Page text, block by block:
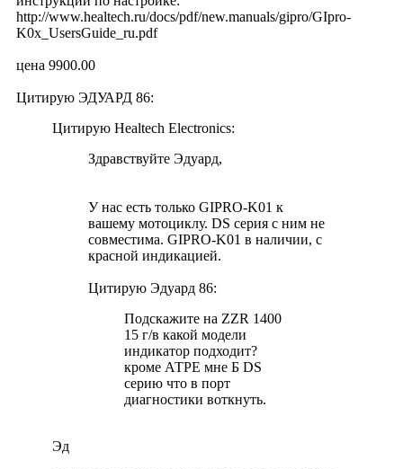
http://www.healtech.ru/docs/pdf/new.manuals/gipro/GIpro-
K0x_UsersGuide_ru.pdf
цена 9900.00
Цитирую ЭДУАРД 86:
Цитирую Healtech Electronics:
Здравствуйте Эдуард,
У нас есть только GIPRO-K01 к
вашему мотоциклу. DS серия с ним не
совместима. GIPRO-K01 в наличии, с
красной индикацией.
Цитирую Эдуард 86:
Подскажите на ZZR 1400
15 г/в какой модели
индикатор подходит?
кроме АТРЕ мне Б DS
серию что в порт
диагностики воткнуть.
Эд